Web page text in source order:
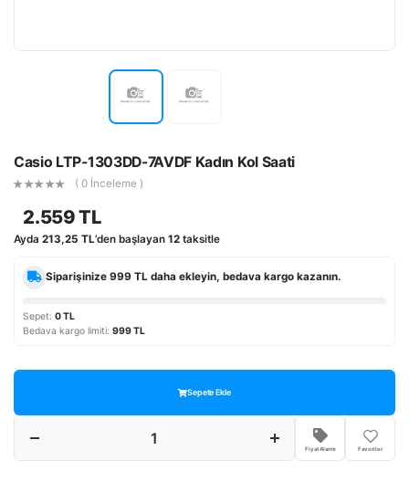
Casio LTP-1303DD-7AVDF Kadın Kol Saati
( 0 İnceleme )
2.559 TL
Ayda 213,25 TL’den başlayan 12 taksitle
Siparişinize999 TL daha ekleyin, bedava kargo kazanın.
Sepet: 0 TL
Bedava kargo limiti: 999 TL
Sepete Ekle
Fiyat Alarmı Favoriler